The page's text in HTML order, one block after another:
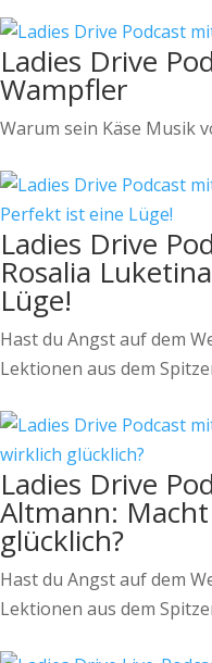
Ladies Drive
Wampfler
Warum sein Käse Musik
Ladies Drive
Rosalia
Lüge!
Hast du Angst auf dem
Lektionen aus dem
Ladies Drive
Altmann:
glücklich?
Hast du Angst auf dem
Lektionen aus dem